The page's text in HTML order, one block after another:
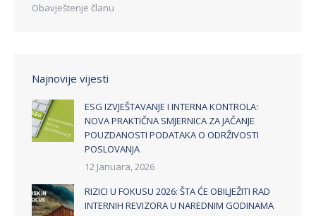
Obavještenje članu
Najnovije vijesti
ESG IZVJEŠTAVANJE I INTERNA KONTROLA:
NOVA PRAKTIČNA SMJERNICA ZA JAČANJE
POUZDANOSTI PODATAKA O ODRŽIVOSTI
POSLOVANJA
12 Januara, 2026
RIZICI U FOKUSU 2026: ŠTA ĆE OBILJEŽITI RAD
INTERNIH REVIZORA U NAREDNIM GODINAMA